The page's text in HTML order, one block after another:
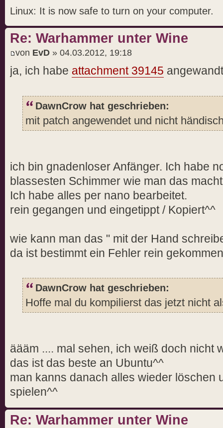
Linux: It is now safe to turn on your computer.
Re: Warhammer unter Wine
von EvD » 04.03.2012, 19:18
ja, ich habe attachment 39145
DawnCrow hat geschrieben:
mit patch angewendet und nicht
ich bin gnadenloser Anfänger. Ich habe
blassesten Schimmer wie man das
Ich habe alles per nano bearbeitet.
rein gegangen und eingetippt / Kopiert^^
wie kann man das " mit der Hand
da ist bestimmt ein Fehler rein gekommen
DawnCrow hat geschrieben:
Hoffe mal du kompilierst das jetzt nicht
äääm .... mal sehen, ich weiß doch nicht
das ist das beste an Ubuntu^^
man kanns danach alles wieder löschen
spielen^^
Re: Warhammer unter Wine